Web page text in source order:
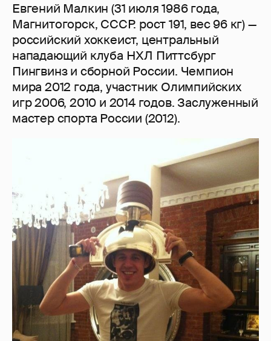
Евгений Малкин (31 июля 1986 года,
Магнитогорск, СССР. рост 191, вес 96 кг) —
российский хоккеист, центральный
нападающий клуба НХЛ Питтсбург
Пингвинз и сборной России. Чемпион
мира 2012 года, участник Олимпийских
игр 2006, 2010 и 2014 годов. Заслуженный
мастер спорта России (2012).